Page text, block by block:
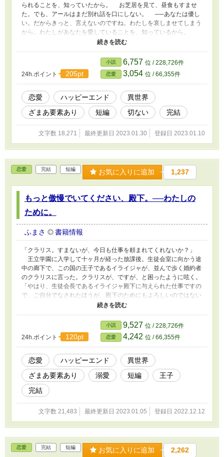
られることを、知っていたから。 お芝居を見て、昼食もすませ
た。でも、アールはまだ別れ話を口にしない。 ──あなたは優し
い。だからきっと、言えないのですね。わたしを哀しませてしまう
から。わたしがあなたを愛していることを、知っているから。
でも。その優しさが、いまは辛い。 だからいっそ、わたしから
告げてしまおう。 「お別れしましょう、アール様」 デージーの
声は、少しだけ、震えていた。 この作品は、小説家になろう様
にも掲載しています。
24h.ポイント
205pt
小説 6,757 位 / 228,726件
恋愛 3,054 位 / 66,355件
恋愛 ハッピーエンド
異世界
ざまあ要素あり
短編 切ない 完結
文字数 18,271 最終更新日 2023.01.30 登録日 2023.01.10
恋愛 完結 短編 お気に入りに追加 1,237
もっと傲慢でいてください、殿下。──わたしの
ために。
ふまさ 書籍情報
「クラリス。すまないが、今日も仕事を頼まれてくれないか？」
王立学園に入学して十ヶ月が経った放課後。生徒会室に向かう途
中の廊下で、この国の王子であるイライジャが、並んで歩く婚約者
のクラリスに言った。クラリスが、ですが、と困ったように呟く。
「やはり、生徒会長であるイライジャ殿下に与えられた仕事ですの
で、ご自分でなされたほうが、殿下のためにもよろしいのではない
でしょうか……？」 「そうしたいのはやまやまだが、側妃候補の
ご令嬢たちと、お茶をする約束をしてしまったんだ。ぼくが王とな
ったときのためにも、愛想はよくしていた方がいいだろう？」
「……それはそうかもしれませんが」 「クラリス。まだぐだぐだ
言うようなら──わかっているよね？」 イライジャは足を止め、
クラリスに一歩、近付いた。 「王子であるぼくの命に逆らうのな
ら、きみとの婚約は、破棄させてもらうよ？」 こう言えば、イ
ライジャを愛しているクラリスが、どんな頼み事も断れないとわか
ったうえでの脅しだった。現に、クラリスは焦ったように顔をあげ
た。 「そ、それは嫌です！」 「うん。なら、お願いするね。大丈
夫。ぼくが一番に愛しているのは、きみだから。それだけは信じ
て」 イライジャが抱き締めると、クラリスは、はい、と嬉しそ
うに笑った。 ──ああ。何て扱いやすく、便利な婚約者なのだろ
う。 イライジャはそっと、口角をあげた。 だが。 そんなイ
になる。
24h.ポイント 120pt
小説 9,527 位 / 228,726件
恋愛 4,242 位 / 66,355件
恋愛 ハッピーエンド
異世界
ざまあ要素あり
溺愛 短編
王子
完結
文字数 21,483 最終更新日 2023.01.05 登録日 2022.12.12
恋愛 完結 短編 お気に入りに追加 2,262